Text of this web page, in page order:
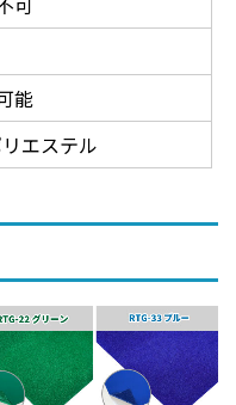
能
エステル